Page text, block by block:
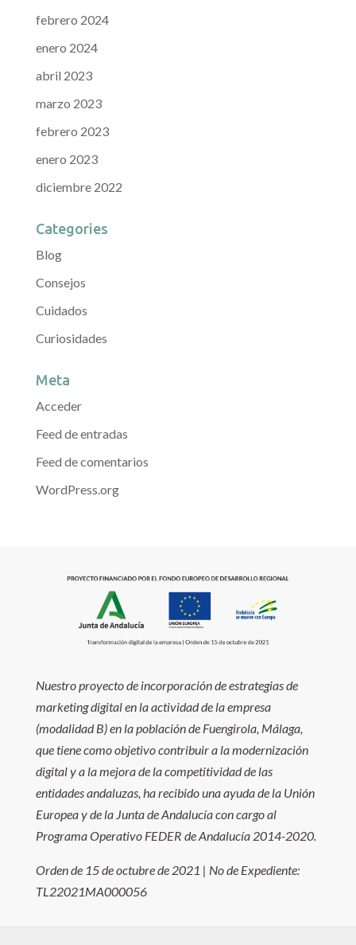
febrero 2024
enero 2024
abril 2023
marzo 2023
febrero 2023
enero 2023
diciembre 2022
Categories
Blog
Consejos
Cuidados
Curiosidades
Meta
Acceder
Feed de entradas
Feed de comentarios
WordPress.org
Nuestro proyecto de incorporación de estrategias de
marketing digital en la actividad de la empresa
(modalidad B) en la población de Fuengirola, Málaga,
que tiene como objetivo contribuir a la modernización
digital y a la mejora de la competitividad de las
entidades andaluzas, ha recibido una ayuda de la Unión
Europea y de la Junta de Andalucía con cargo al
Programa Operativo FEDER de Andalucía 2014-2020.
Orden de 15 de octubre de 2021 | No de Expediente:
TL22021MA000056